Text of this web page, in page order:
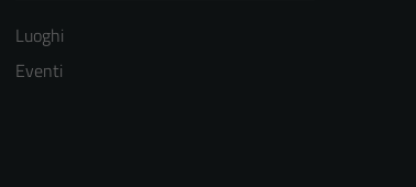
Luoghi
Eventi